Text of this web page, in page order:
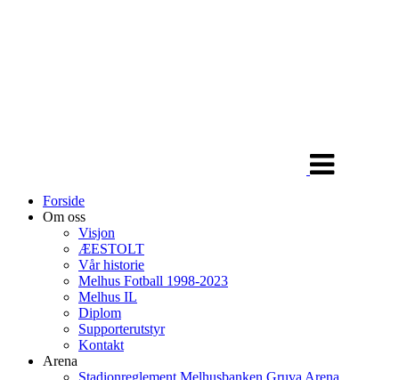
Forside
Om oss
Visjon
ÆESTOLT
Vår historie
Melhus Fotball 1998-2023
Melhus IL
Diplom
Supporterutstyr
Kontakt
Arena
Stadionreglement Melhusbanken Gruva Arena